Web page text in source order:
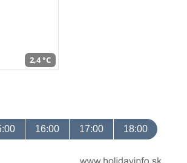
2,4 °C
16:00 17:00 18:00